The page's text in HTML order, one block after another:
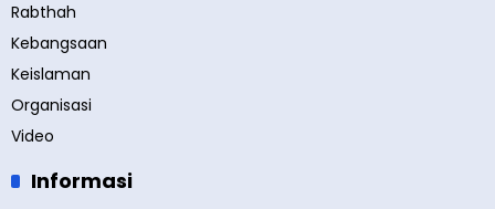
Rabthah
Kebangsaan
Keislaman
Organisasi
Video
Informasi